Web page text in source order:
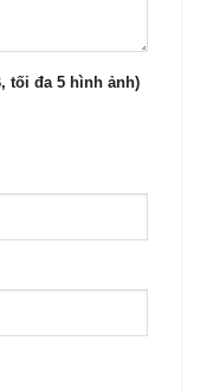
tối đa 5 hình ảnh)